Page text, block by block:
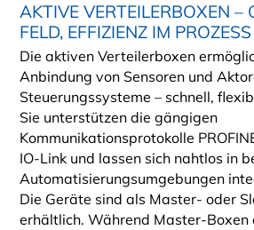
AKTIVE VERTEILERBOXEN –
FELD, EFFIZIENZ IM PROZESS
Die aktiven Verteilerboxen
Anbindung von Sensoren und
Steuerungssysteme – schnell,
Sie unterstützen die gängigen
Kommunikationsprotokolle PROFINET, EtherCAT und
IO-Link und lassen sich nahtlos in
Automatisierungsumgebungen
Die Geräte sind als Master- oder Slave-Varianten
erhältlich. Während Master-Boxen